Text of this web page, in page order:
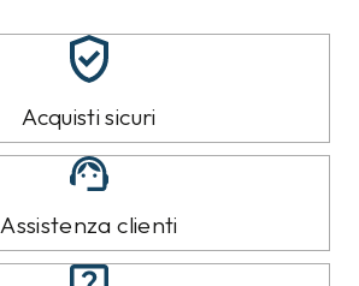
Acquisti sicuri
Assistenza clienti